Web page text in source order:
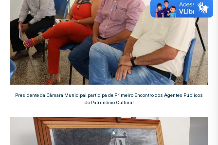
Presidente da Câmara Municipal participa de Primeiro Encontro dos Agentes Públicos
do Patrimônio Cultural